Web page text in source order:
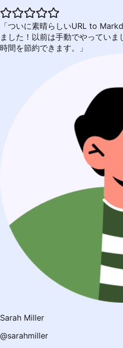
ついに素晴らしいURL to
ました！以前は手動でやってい
時間を節約できます。
Sarah Miller
@sarahmiller